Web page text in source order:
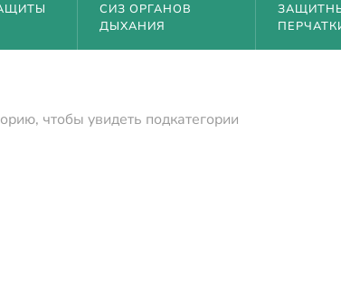
СИЗ ОРГАНОВ
ДЫХАНИЯ
чтобы увидеть подкатегории